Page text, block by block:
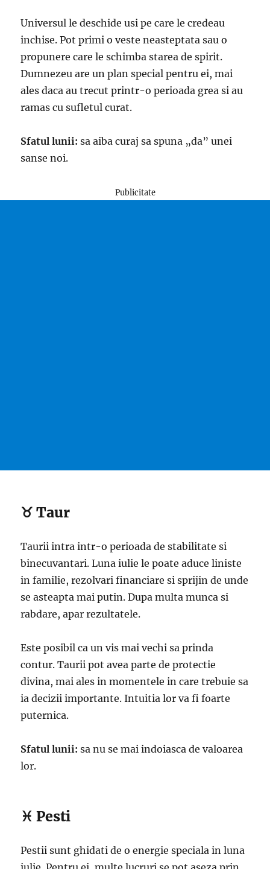
Universul le deschide usi pe care le credeau
inchise. Pot primi o veste neasteptata sau o
propunere care le schimba starea de spirit.
Dumnezeu are un plan special pentru ei, mai
ales daca au trecut printr-o perioada grea si au
ramas cu sufletul curat.
Sfatul lunii: sa aiba curaj sa spuna „da” unei
sanse noi.
Publicitate
♉ Taur
Taurii intra intr-o perioada de stabilitate si
binecuvantari. Luna iulie le poate aduce liniste
in familie, rezolvari financiare si sprijin de unde
se asteapta mai putin. Dupa multa munca si
rabdare, apar rezultatele.
Este posibil ca un vis mai vechi sa prinda
contur. Taurii pot avea parte de protectie
divina, mai ales in momentele in care trebuie sa
ia decizii importante. Intuitia lor va fi foarte
puternica.
Sfatul lunii: sa nu se mai indoiasca de valoarea
lor.
♓ Pesti
Pestii sunt ghidati de o energie speciala in luna